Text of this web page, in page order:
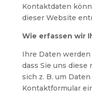
Kontaktdaten
dieser Website
Wie erfassen wir
Ihre Daten
dass Sie uns
sich z. B. um
Kontaktformular